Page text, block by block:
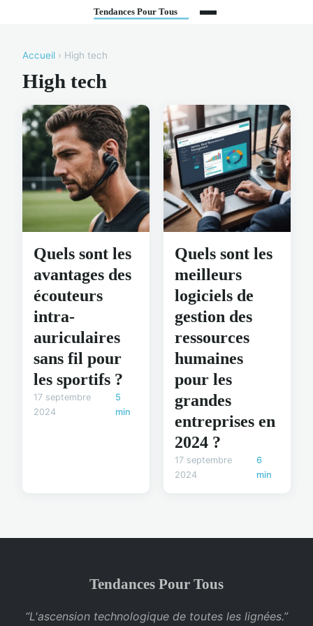
Accueil › High tech
High tech
Quels sont les
avantages des
écouteurs
intra-
auriculaires
sans fil pour
les sportifs ?
17 septembre
2024
5
min
Quels sont les
meilleurs
logiciels de
gestion des
ressources
humaines
pour les
grandes
entreprises en
2024 ?
17 septembre
2024
6
min
Tendances Pour Tous
“L'ascension technologique de toutes les lignées.”